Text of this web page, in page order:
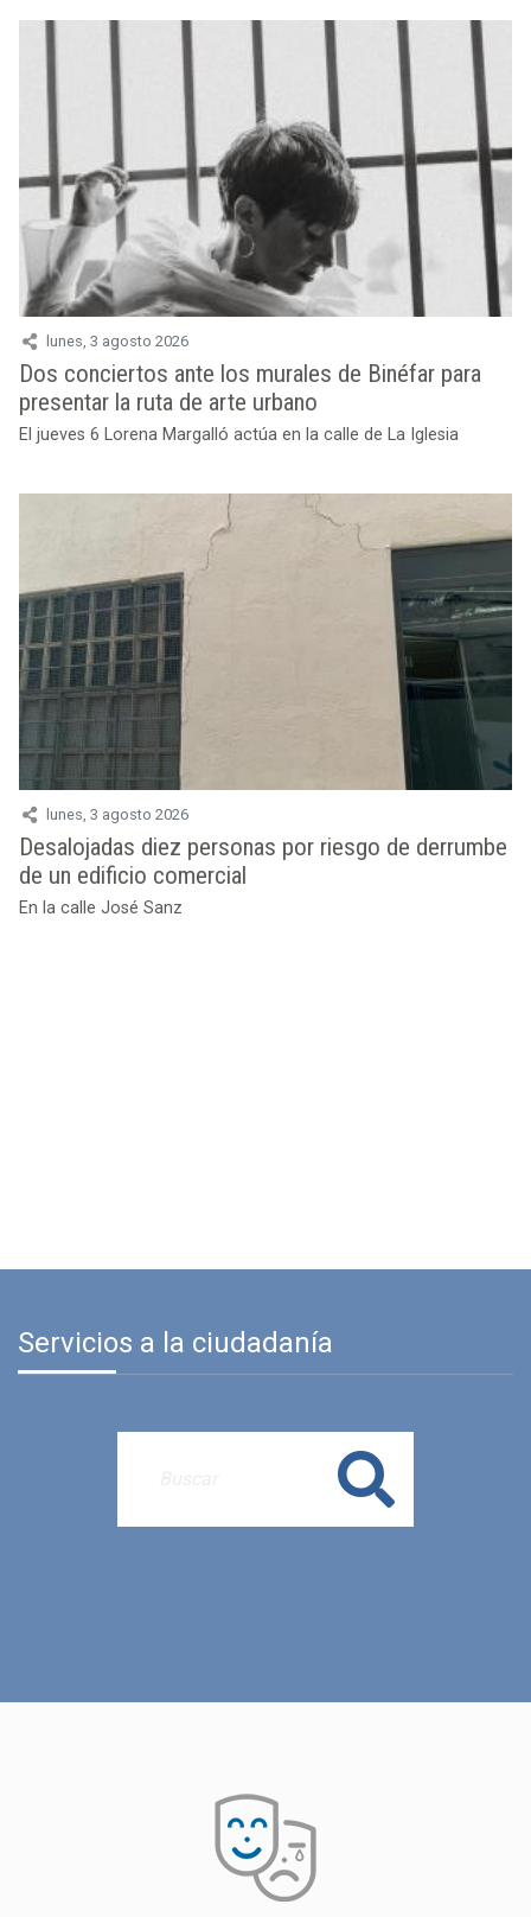
lunes, 3 agosto 2026
Dos conciertos ante los murales de Binéfar para
presentar la ruta de arte urbano
El jueves 6 Lorena Margalló actúa en la calle de La Iglesia
lunes, 3 agosto 2026
Desalojadas diez personas por riesgo de derrumbe
de un edificio comercial
En la calle José Sanz
Servicios a la ciudadanía
Buscar